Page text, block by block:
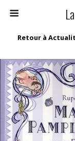
Retour à